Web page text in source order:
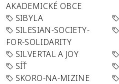
AKADEMICKÉ OBCE
SIBYLA
SILESIAN-SOCIETY-
FOR-SOLIDARITY
SILVERTAL A JOY
SÍŤ
SKORO-NA-MIZINE